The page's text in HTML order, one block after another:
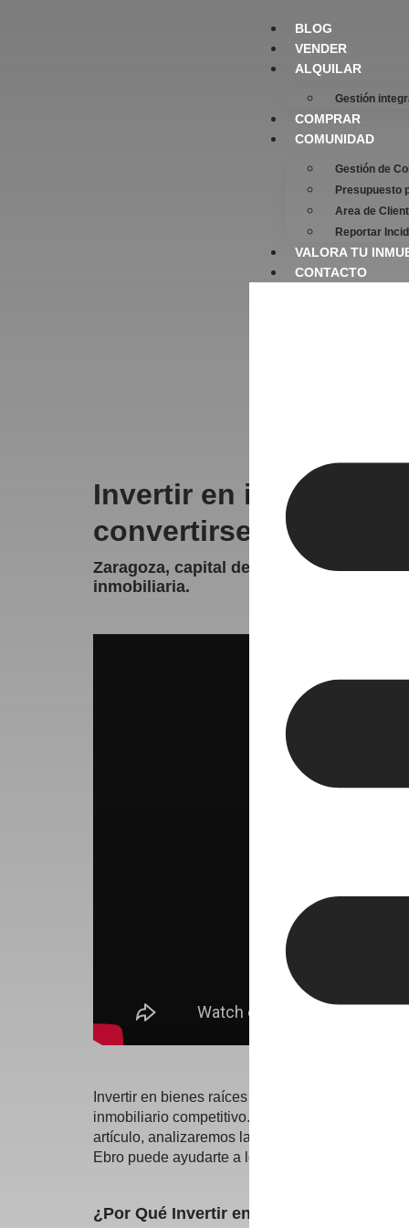
BLOG
VENDER
ALQUILAR
Gestión
COMPRAR
COMUNIDAD
Gestión de
Presupuesto
Area de
Reportar
VALORA TU
CONTACTO
Invertir
Invertir en inmuebles
convertirse en la
Zaragoza, capital de Aragón, invertir en
inmobiliaria.
Invertir en bienes raíces en Zaragoza es una
inmobiliario competitivo. Estas características
artículo, analizaremos la rentabilidad de los
Ebro puede ayudarte a lograr tus objetivos.
¿Por Qué Invertir en Zaragoza?